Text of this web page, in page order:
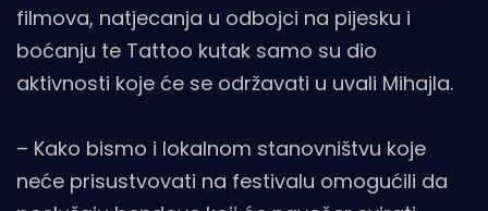
filmova, natjecanja u odbojci na pijesku i
boćanju te Tattoo kutak samo su dio
aktivnosti koje će se održavati u uvali Mihajla.
– Kako bismo i lokalnom stanovništvu koje
neće prisustvovati na festivalu omogućili da